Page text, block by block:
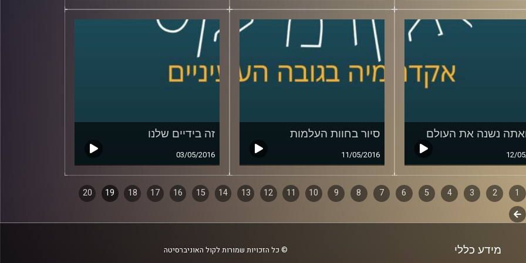
נשנה את העולם
12/
סיור בחוות העלמות
11/05/2016
זה בידיים שלנו
03/05/2016
1
2
3
4
5
6
7
8
9
10
11
12
13
14
15
16
17
18
19
20
לשלב
מידע כללי © כל הזכויות שמורות לקול האוניברסיטה